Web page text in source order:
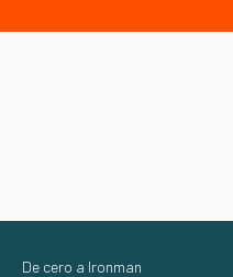
De cero a Ironman